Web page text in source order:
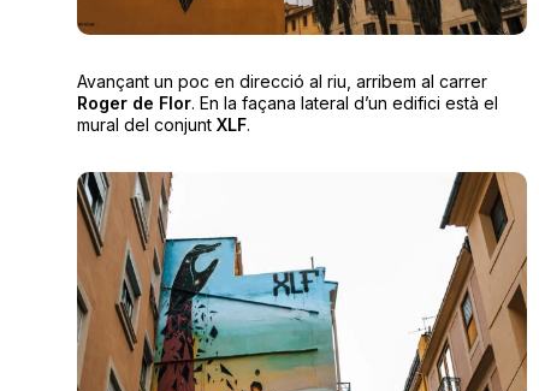
Avançant un poc en direcció al riu, arribem al carrer
Roger de Flor. En la façana lateral d’un edifici està el
mural del conjunt XLF.